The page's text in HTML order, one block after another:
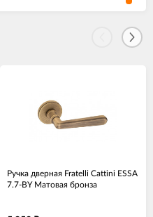
Ручка дверная Fratelli Cattini ESSA
7.7-BY Матовая бронза